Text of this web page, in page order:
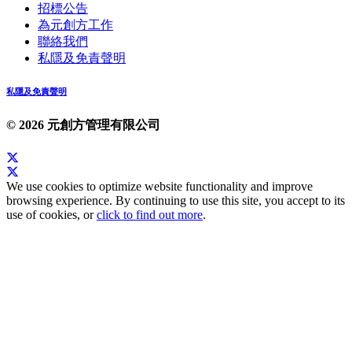
招標公告
為元創方工作
聯絡我們
私隱及免責聲明
私隱及免責聲明
© 2026 元創方管理有限公司
We use cookies to optimize website functionality and improve
browsing experience. By continuing to use this site, you accept to its
use of cookies, orclick to find out more.